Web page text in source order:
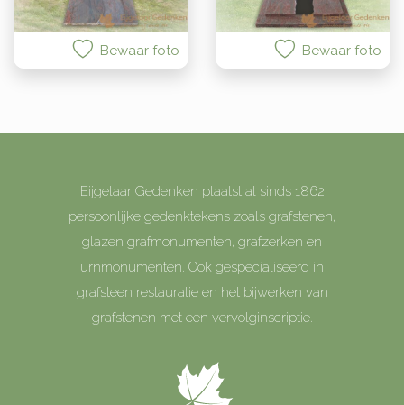
Bewaar foto Bewaar foto
Eijgelaar Gedenken plaatst al sinds 1862
persoonlijke gedenktekens zoals grafstenen,
glazen grafmonumenten, grafzerken en
urnmonumenten. Ook gespecialiseerd in
grafsteen restauratie en het bijwerken van
grafstenen met een vervolginscriptie.